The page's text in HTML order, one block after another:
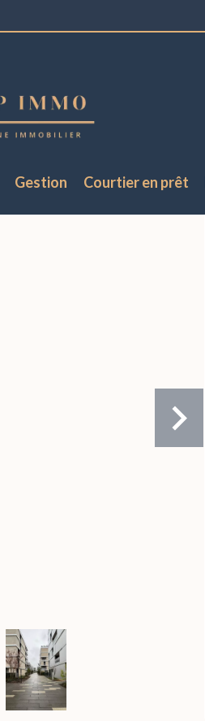
Gestion Courtier en prêt